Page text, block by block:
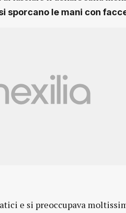
sporcano le mani con
e si preoccupava